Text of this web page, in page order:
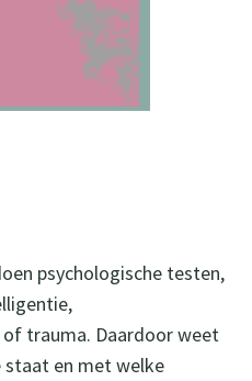
psychologische testen,
trauma. Daardoor weet
staat en met welke